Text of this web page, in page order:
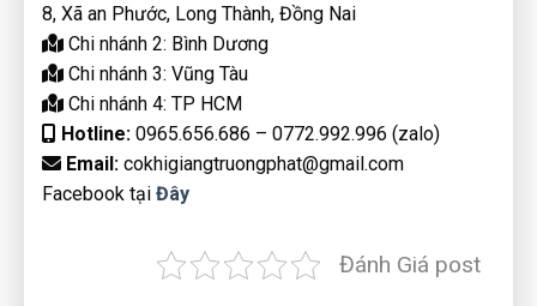
8, Xã an Phước, Long Thành, Đồng Nai
Chi nhánh 2: Bình Dương
Chi nhánh 3: Vũng Tàu
Chi nhánh 4: TP HCM
Hotline: 0965.656.686 – 0772.992.996 (zalo)
Email: cokhigiangtruongphat@gmail.com
Facebook tại Đây
Đánh Giá post